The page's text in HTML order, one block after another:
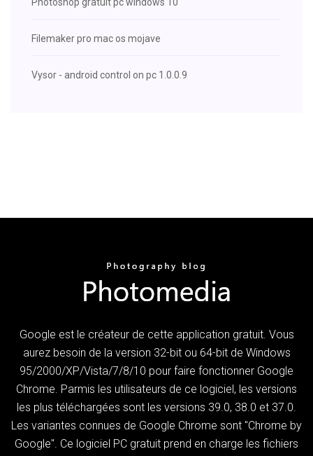
Filemaker pro mac os mojave
Vysor - android control on pc 1.0.0.9
Google est le créateur de cette application gratuit. Vous
aurez besoin de la version 32-bit ou 64-bit de Windows
95/2000/XP/Vista/7/8/10 pour faire fonctionner Google
Chrome. Parmis les utilisateurs de ce logiciel, les versions
les plus téléchargées sont les versions 39.0, 38.0 et 37.0.
Les variantes connues de Google Chrome sont "Chrome by
Google". Ce logiciel PC gratuit prend en charge les fichiers